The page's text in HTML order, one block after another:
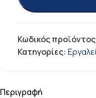
Κωδικός
Κατηγορίες:
Περιγραφή